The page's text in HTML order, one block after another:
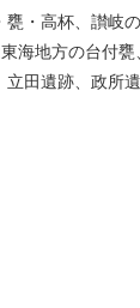
・高杯、讃岐
地方の台付
田遺跡、政所